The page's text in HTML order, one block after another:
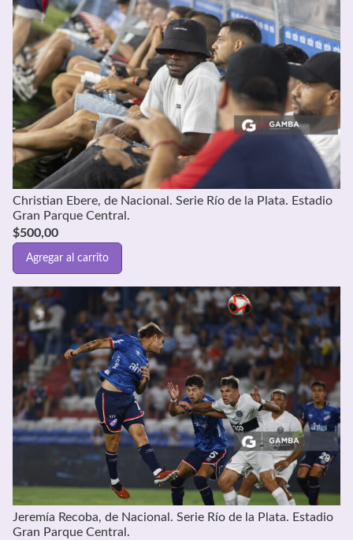
Christian Ebere, de Nacional. Serie Río de la Plata. Estadio
Gran Parque Central.
$500,00
Agregar al carrito
Jeremía Recoba, de Nacional. Serie Río de la Plata. Estadio
Gran Parque Central.